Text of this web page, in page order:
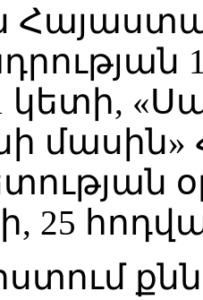
կետի,
մասին»
25